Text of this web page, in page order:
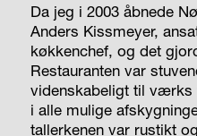
Da jeg i 2003 åbnede
Anders Kissmeyer,
køkkenchef, og det
Restauranten var
videnskabeligt til værks
i alle mulige
tallerkenen var rustikt